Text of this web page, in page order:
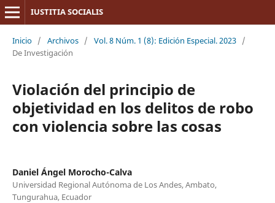
IUSTITIA SOCIALIS
Inicio / Archivos / Vol. 8 Núm. 1 (8): Edición Especial. 2023 /
De Investigación
Violación del principio de
objetividad en los delitos de robo
con violencia sobre las cosas
Daniel Ángel Morocho-Calva
Universidad Regional Autónoma de Los Andes, Ambato,
Tungurahua, Ecuador